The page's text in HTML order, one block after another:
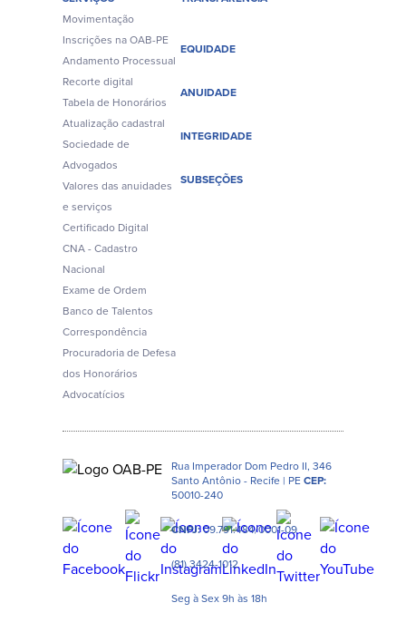
Movimentação
Inscrições na OAB-PE
Andamento Processual
Recorte digital
Tabela de Honorários
Atualização cadastral
Sociedade de
Advogados
Valores das anuidades
e serviços
Certificado Digital
CNA - Cadastro
Nacional
Exame de Ordem
Banco de Talentos
Correspondência
Procuradoria de Defesa
dos Honorários
Advocatícios
EQUIDADE
ANUIDADE
INTEGRIDADE
SUBSEÇÕES
Rua Imperador Dom Pedro II, 346
Santo Antônio - Recife | PECEP:
50010-240
CNPJ:09.791.484/0001-09
(81) 3424-1012
Seg à Sex 9h às 18h